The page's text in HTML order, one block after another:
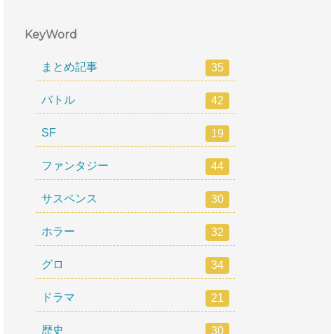
KeyWord
まとめ記事 35
バトル 42
SF 19
ファンタジー 44
サスペンス 30
ホラー 32
グロ 34
ドラマ 21
歴史 30